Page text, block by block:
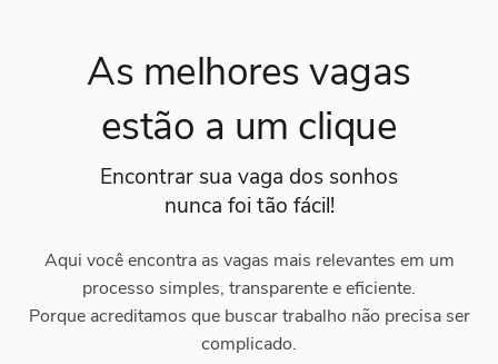
As melhores vagas
estão a um clique
Encontrar sua vaga dos sonhos
nunca foi tão fácil!
Aqui você encontra as vagas mais relevantes em um
processo simples, transparente e eficiente.
Porque acreditamos que buscar trabalho não precisa ser
complicado.